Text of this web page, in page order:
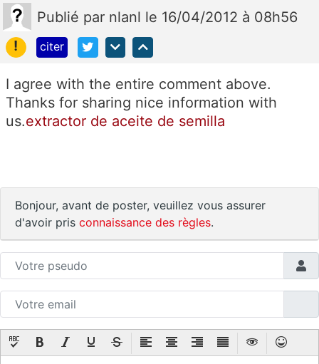
Publié par nlanl le 16/04/2012 à 08h56
!
citer
I agree with the entire comment above.
Thanks for sharing nice information with
us.extractor de aceite de semilla
Bonjour, avant de poster, veuillez vous assurer
d'avoir pris connaissance des règles.